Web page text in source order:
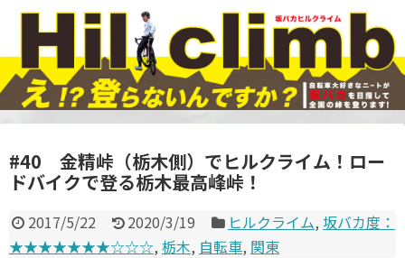
#40 金精峠（栃木側）でヒルクライム！ロー
ドバイクで登る栃木最高峰峠！
2017/5/22 2020/3/19 ヒルクライム,坂バカ度：
★★★★★★★☆☆☆, 栃木, 自転車, 関東